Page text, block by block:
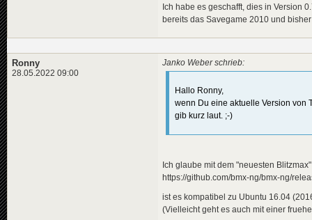
Ich habe es geschafft, dies in Version
bereits das Savegame 2010 und
Ronny
28.05.2022 09:00
Janko Weber schrieb:
Hallo Ronny,
wenn Du eine aktuelle Version von
gib kurz laut. ;-)
Ich glaube mit dem "neuesten
https://github.com/bmx-ng/bmx-ng/
ist es kompatibel zu Ubuntu 16.04
(Vielleicht geht es auch mit einer